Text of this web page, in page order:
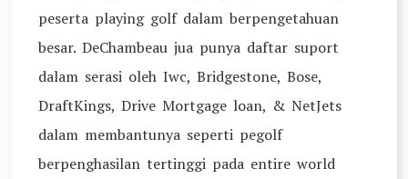
peserta playing golf dalam berpengetahuan
besar. DeChambeau jua punya daftar suport
dalam serasi oleh Iwc, Bridgestone, Bose,
DraftKings, Drive Mortgage loan, & NetJets
dalam membantunya seperti pegolf
berpenghasilan tertinggi pada entire world